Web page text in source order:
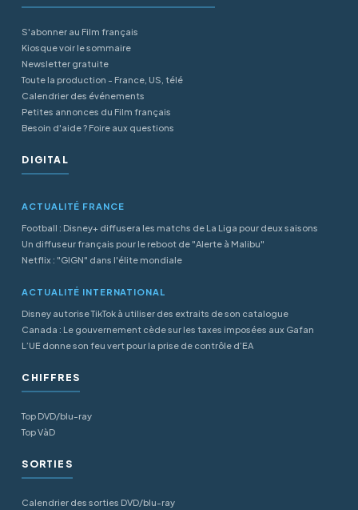
S'abonner au Film français
Kiosque voir le sommaire
Newsletter gratuite
Toute la production - France, US, télé
Calendrier des événements
Petites annonces du Film français
Besoin d'aide ? Foire aux questions
DIGITAL
ACTUALITÉ FRANCE
Football : Disney+ diffusera les matchs de La Liga pour deux saisons
Un diffuseur français pour le reboot de "Alerte à Malibu"
Netflix : "GIGN" dans l'élite mondiale
ACTUALITÉ INTERNATIONAL
Disney autorise TikTok à utiliser des extraits de son catalogue
Canada : Le gouvernement cède sur les taxes imposées aux Gafan
L’UE donne son feu vert pour la prise de contrôle d’EA
CHIFFRES
Top DVD/blu-ray
Top VàD
SORTIES
Calendrier des sorties DVD/blu-ray